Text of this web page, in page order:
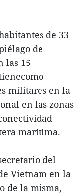
de 33
de
las 15
militares en la
en las zonas
marítima.
del
Vietnam en la
de la misma,